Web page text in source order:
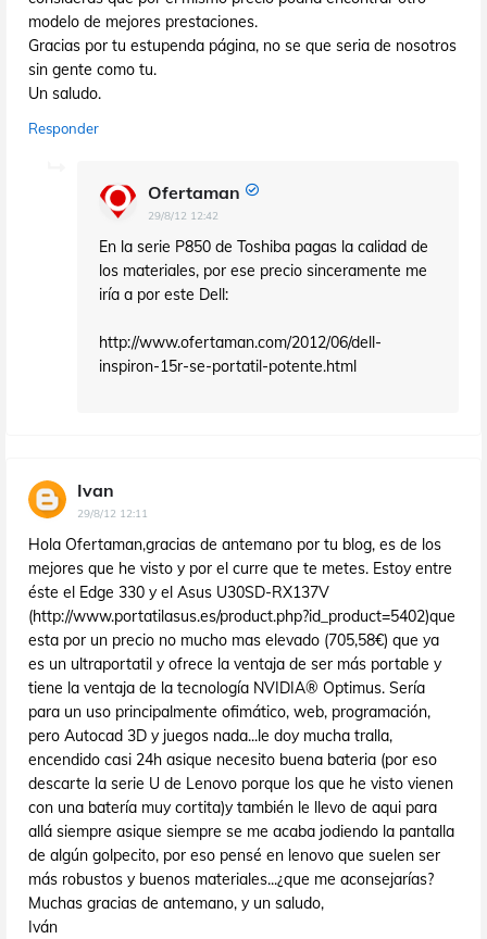
modelo de mejores prestaciones.
Gracias por tu estupenda página, no se que seria de nosotros
sin gente como tu.
Un saludo.
Responder
Ofertaman
29/8/12 12:42
En la serie P850 de Toshiba pagas la calidad de
los materiales, por ese precio sinceramente me
iría a por este Dell:
http://www.ofertaman.com/2012/06/dell-
inspiron-15r-se-portatil-potente.html
Ivan
29/8/12 12:11
Hola Ofertaman,gracias de antemano por tu blog, es de los
mejores que he visto y por el curre que te metes. Estoy entre
éste el Edge 330 y el Asus U30SD-RX137V
(http://www.portatilasus.es/product.php?id_product=5402)que
esta por un precio no mucho mas elevado (705,58€) que ya
es un ultraportatil y ofrece la ventaja de ser más portable y
tiene la ventaja de la tecnología NVIDIA® Optimus. Sería
para un uso principalmente ofimático, web, programación,
pero Autocad 3D y juegos nada...le doy mucha tralla,
encendido casi 24h asique necesito buena bateria (por eso
descarte la serie U de Lenovo porque los que he visto vienen
con una batería muy cortita)y también le llevo de aqui para
allá siempre asique siempre se me acaba jodiendo la pantalla
de algún golpecito, por eso pensé en lenovo que suelen ser
más robustos y buenos materiales...¿que me aconsejarías?
Muchas gracias de antemano, y un saludo,
Iván